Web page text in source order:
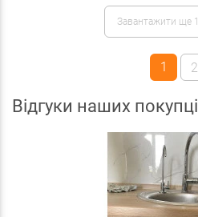
Завантажити ще
1 2
Відгуки наших